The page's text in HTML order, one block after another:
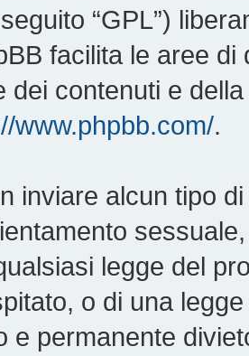
“GPL”)
facilita le aree
dei contenuti e
www.phpbb.com/.
inviare alcun tipo
legge del
o di una
e permanente